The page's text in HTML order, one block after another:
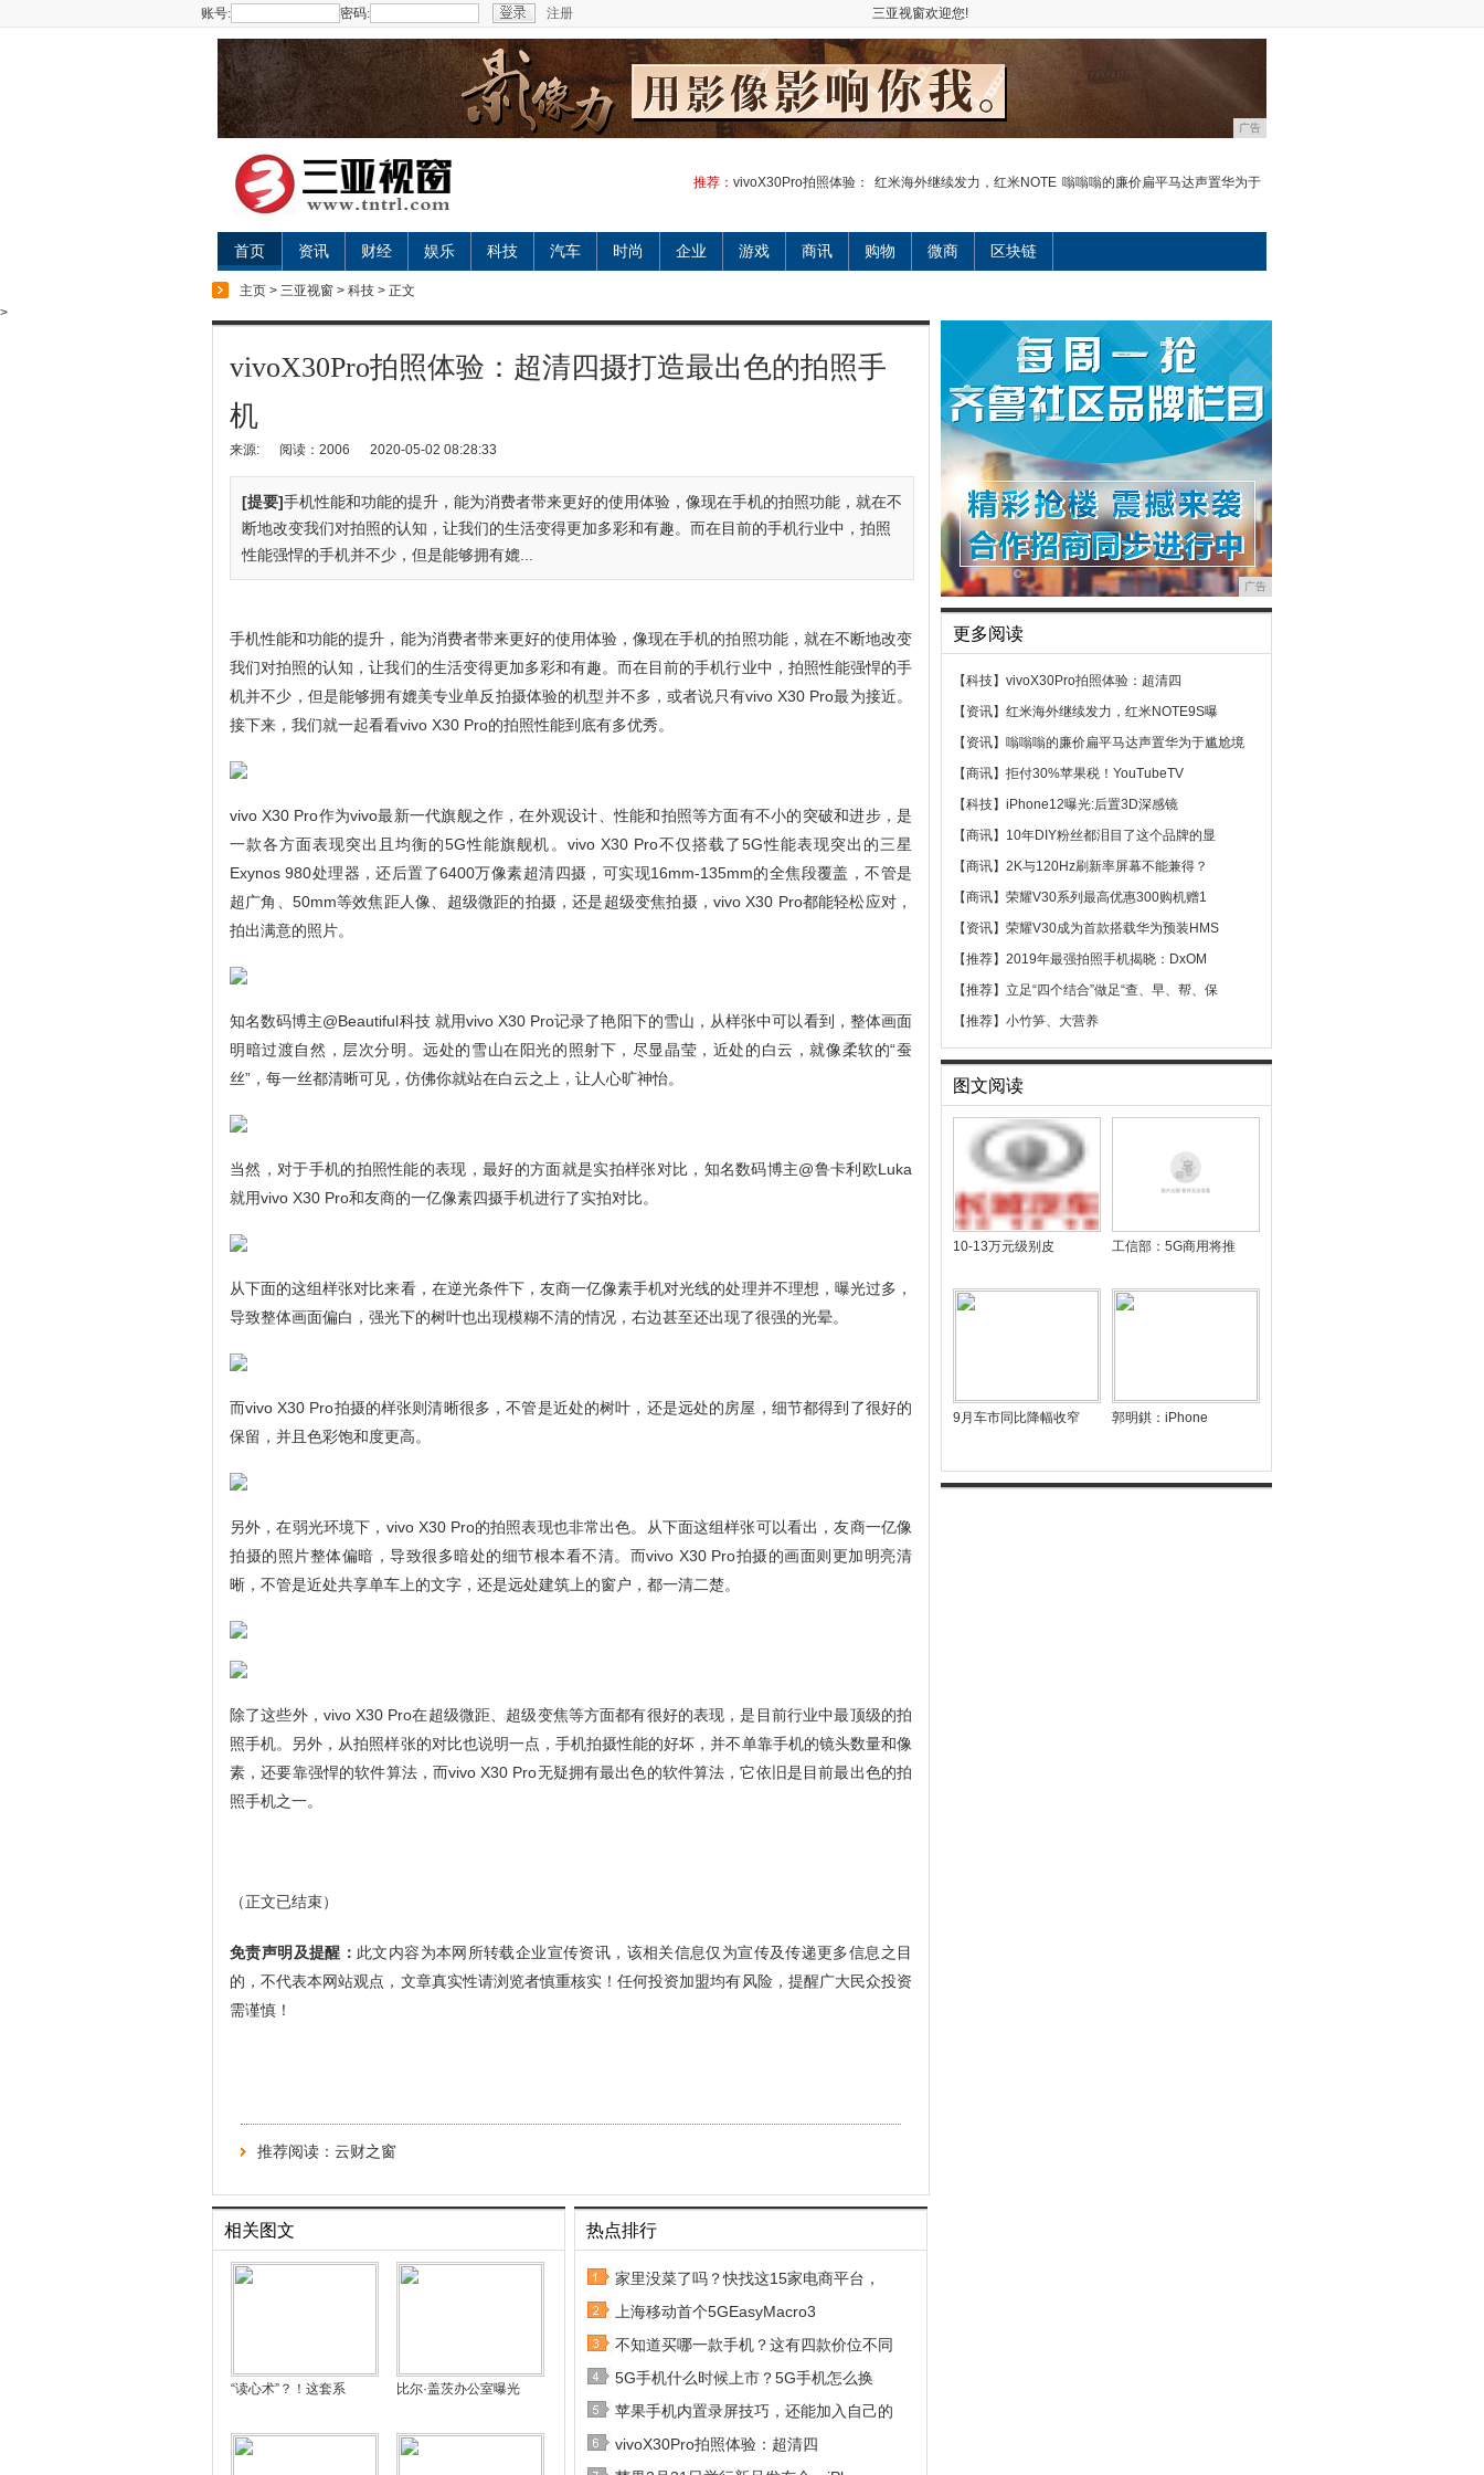
账号: 密码: 注册 三亚视窗欢迎您!
广告
推荐： vivoX30Pro拍照体验： 红米海外继续发力，红米NOTE 嗡嗡嗡的廉价扁平马达声置华为于
首页 资讯 财经 娱乐 科技 汽车 时尚 企业 游戏 商讯 购物 微商 区块链
主页 > 三亚视窗 > 科技 > 正文
>
vivoX30Pro拍照体验：超清四摄打造最出色的拍照手
机
来源: 阅读：2006 2020-05-02 08:28:33
[提要]手机性能和功能的提升，能为消费者带来更好的使用体验，像现在手机的拍照功能，就在不
断地改变我们对拍照的认知，让我们的生活变得更加多彩和有趣。而在目前的手机行业中，拍照
性能强悍的手机并不少，但是能够拥有媲...
手机性能和功能的提升，能为消费者带来更好的使用体验，像现在手机的拍照功能，就在不断地改变
我们对拍照的认知，让我们的生活变得更加多彩和有趣。而在目前的手机行业中，拍照性能强悍的手
机并不少，但是能够拥有媲美专业单反拍摄体验的机型并不多，或者说只有vivo X30 Pro最为接近。
接下来，我们就一起看看vivo X30 Pro的拍照性能到底有多优秀。
vivo X30 Pro作为vivo最新一代旗舰之作，在外观设计、性能和拍照等方面有不小的突破和进步，是
一款各方面表现突出且均衡的5G性能旗舰机。vivo X30 Pro不仅搭载了5G性能表现突出的三星
Exynos 980处理器，还后置了6400万像素超清四摄，可实现16mm-135mm的全焦段覆盖，不管是
超广角、50mm等效焦距人像、超级微距的拍摄，还是超级变焦拍摄，vivo X30 Pro都能轻松应对，
拍出满意的照片。
知名数码博主@Beautiful科技 就用vivo X30 Pro记录了艳阳下的雪山，从样张中可以看到，整体画面
明暗过渡自然，层次分明。远处的雪山在阳光的照射下，尽显晶莹，近处的白云，就像柔软的“蚕
丝”，每一丝都清晰可见，仿佛你就站在白云之上，让人心旷神怡。
当然，对于手机的拍照性能的表现，最好的方面就是实拍样张对比，知名数码博主@鲁卡利欧Luka
就用vivo X30 Pro和友商的一亿像素四摄手机进行了实拍对比。
从下面的这组样张对比来看，在逆光条件下，友商一亿像素手机对光线的处理并不理想，曝光过多，
导致整体画面偏白，强光下的树叶也出现模糊不清的情况，右边甚至还出现了很强的光晕。
而vivo X30 Pro拍摄的样张则清晰很多，不管是近处的树叶，还是远处的房屋，细节都得到了很好的
保留，并且色彩饱和度更高。
另外，在弱光环境下，vivo X30 Pro的拍照表现也非常出色。从下面这组样张可以看出，友商一亿像
拍摄的照片整体偏暗，导致很多暗处的细节根本看不清。而vivo X30 Pro拍摄的画面则更加明亮清
晰，不管是近处共享单车上的文字，还是远处建筑上的窗户，都一清二楚。
除了这些外，vivo X30 Pro在超级微距、超级变焦等方面都有很好的表现，是目前行业中最顶级的拍
照手机。另外，从拍照样张的对比也说明一点，手机拍摄性能的好坏，并不单靠手机的镜头数量和像
素，还要靠强悍的软件算法，而vivo X30 Pro无疑拥有最出色的软件算法，它依旧是目前最出色的拍
照手机之一。
（正文已结束）
免责声明及提醒： 此文内容为本网所转载企业宣传资讯，该相关信息仅为宣传及传递更多信息之目
的，不代表本网站观点，文章真实性请浏览者慎重核实！任何投资加盟均有风险，提醒广大民众投资
需谨慎！
推荐阅读： 云财之窗
相关图文
“读心术”？！这套系 比尔·盖茨办公室曝光
热点排行
家里没菜了吗？快找这15家电商平台，
上海移动首个5GEasyMacro3
不知道买哪一款手机？这有四款价位不同
5G手机什么时候上市？5G手机怎么换
苹果手机内置录屏技巧，还能加入自己的
vivoX30Pro拍照体验：超清四
广告
更多阅读
【科技】 vivoX30Pro拍照体验：超清四
【资讯】 红米海外继续发力，红米NOTE9S曝
【资讯】 嗡嗡嗡的廉价扁平马达声置华为于尴尬境
【商讯】 拒付30%苹果税！YouTubeTV
【科技】 iPhone12曝光:后置3D深感镜
【商讯】 10年DIY粉丝都泪目了这个品牌的显
【商讯】 2K与120Hz刷新率屏幕不能兼得？
【商讯】 荣耀V30系列最高优惠300购机赠1
【资讯】 荣耀V30成为首款搭载华为预装HMS
【推荐】 2019年最强拍照手机揭晓：DxOM
【推荐】 立足“四个结合”做足“查、早、帮、保
【推荐】 小竹笋、大营养
图文阅读
10-13万元级别皮 工信部：5G商用将推
9月车市同比降幅收窄 郭明錤：iPhone